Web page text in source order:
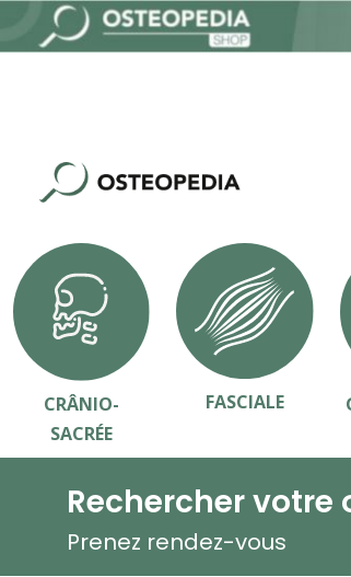
CRÂNIO-
SACRÉE
FASCIALE
Rechercher votre
Prenez rendez-vous